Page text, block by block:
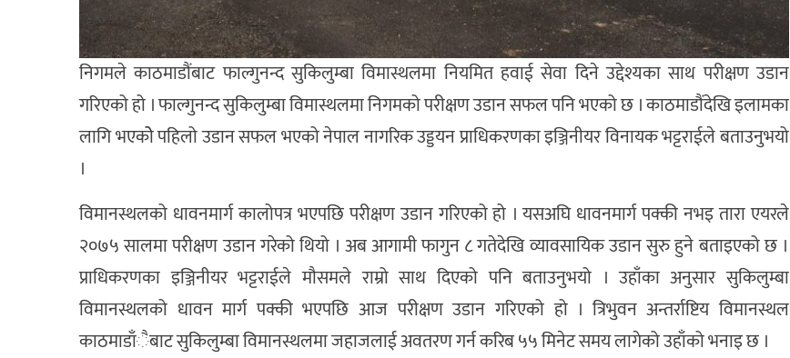
निगमले काठमाडौंबाट फाल्गुनन्द सुकिलुम्बा विमास्थलमा नियमित हवाई सेवा दिने उद्देश्यका साथ परीक्षण उडान
गरिएको हो । फाल्गुनन्द सुकिलुम्बा विमास्थलमा निगमको परीक्षण उडान सफल पनि भएको छ । काठमाडौंदेखि इलामका
लागि भएकोे पहिलो उडान सफल भएको नेपाल नागरिक उड्डयन प्राधिकरणका इञ्जिनीयर विनायक भट्टराईले बताउनुभयो
।
विमानस्थलको धावनमार्ग कालोपत्र भएपछि परीक्षण उडान गरिएको हो । यसअघि धावनमार्ग पक्की नभइ तारा एयरले
२०७५ सालमा परीक्षण उडान गरेको थियो । अब आगामी फागुन ८ गतेदेखि व्यावसायिक उडान सुरु हुने बताइएको छ ।
प्राधिकरणका इञ्जिनीयर भट्टराईले मौसमले राम्रो साथ दिएको पनि बताउनुभयो । उहाँका अनुसार सुकिलुम्बा
विमानस्थलको धावन मार्ग पक्की भएपछि आज परीक्षण उडान गरिएको हो । त्रिभुवन अन्तर्राष्टिय विमानस्थल
काठमाडाँैबाट सुकिलुम्बा विमानस्थलमा जहाजलाई अवतरण गर्न करिब ५५ मिनेट समय लागेको उहाँको भनाइ छ ।